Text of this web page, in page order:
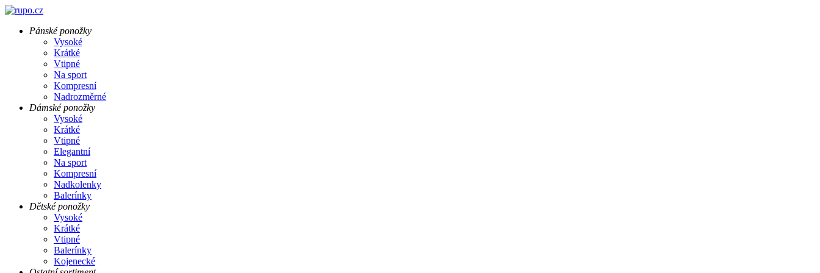
Pánské ponožky
Vysoké
Krátké
Vtipné
Na sport
Kompresní
Nadrozměrné
Dámské ponožky
Vysoké
Krátké
Vtipné
Elegantní
Na sport
Kompresní
Nadkolenky
Balerínky
Dětské ponožky
Vysoké
Krátké
Vtipné
Balerínky
Kojenecké